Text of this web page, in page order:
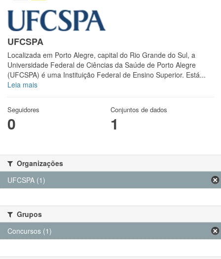
UFCSPA
Localizada em Porto Alegre, capital do Rio Grande do Sul, a
Universidade Federal de Ciências da Saúde de Porto Alegre
(UFCSPA) é uma Instituição Federal de Ensino Superior. Está...
Leia mais
Seguidores
0
Conjuntos de dados
1
Organizações
UFCSPA (1)
Grupos
Concursos (1)